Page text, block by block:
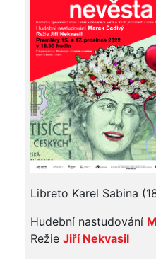
Libreto Karel Sabina
Hudební nastudování
Režie Jiří Nekvasil